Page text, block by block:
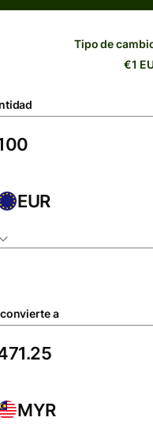
Tipo de
€1
EUR
a
MYR